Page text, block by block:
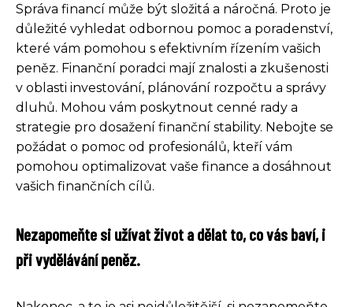
Správa financí může být složitá a náročná. Proto je
důležité vyhledat odbornou pomoc a poradenství,
které vám pomohou s efektivním řízením vašich
peněz. Finanční poradci mají znalosti a zkušenosti
v oblasti investování, plánování rozpočtu a správy
dluhů. Mohou vám poskytnout cenné rady a
strategie pro dosažení finanční stability. Nebojte se
požádat o pomoc od profesionálů, kteří vám
pomohou optimalizovat vaše finance a dosáhnout
vašich finančních cílů.
Nezapomeňte si užívat život a dělat to, co vás baví, i
při vydělávání peněz.